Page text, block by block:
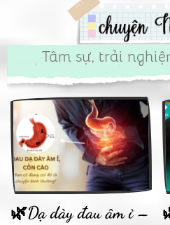
Tâm sự, trải
🌿Dạ dày đau âm ỉ –